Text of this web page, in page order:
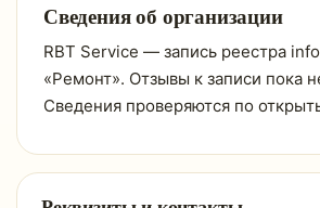
Сведения об организации
RBT Service — запись реестра
«Ремонт». Отзывы к записи пока
Сведения проверяются по